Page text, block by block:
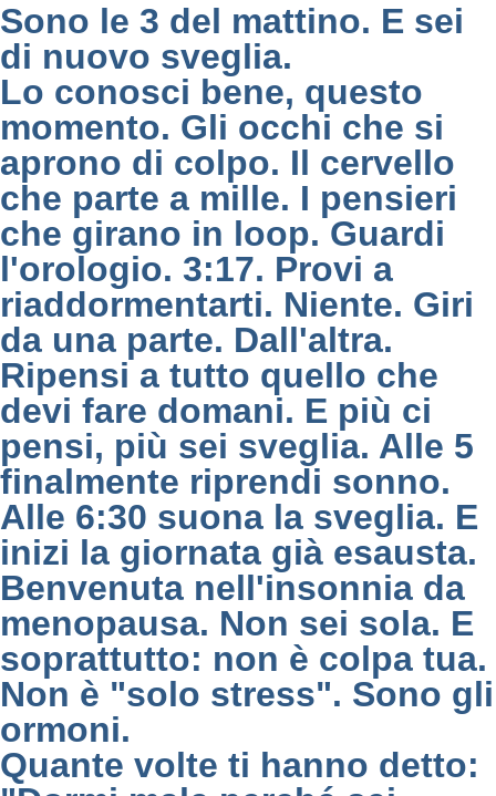
Sono le 3 del mattino. E sei
di nuovo sveglia.
Lo conosci bene, questo
momento. Gli occhi che si
aprono di colpo. Il cervello
che parte a mille. I pensieri
che girano in loop. Guardi
l'orologio. 3:17. Provi a
riaddormentarti. Niente. Giri
da una parte. Dall'altra.
Ripensi a tutto quello che
devi fare domani. E più ci
pensi, più sei sveglia. Alle 5
finalmente riprendi sonno.
Alle 6:30 suona la sveglia. E
inizi la giornata già esausta.
Benvenuta nell'insonnia da
menopausa. Non sei sola. E
soprattutto: non è colpa tua.
Non è "solo stress". Sono gli
ormoni.
Quante volte ti hanno detto: